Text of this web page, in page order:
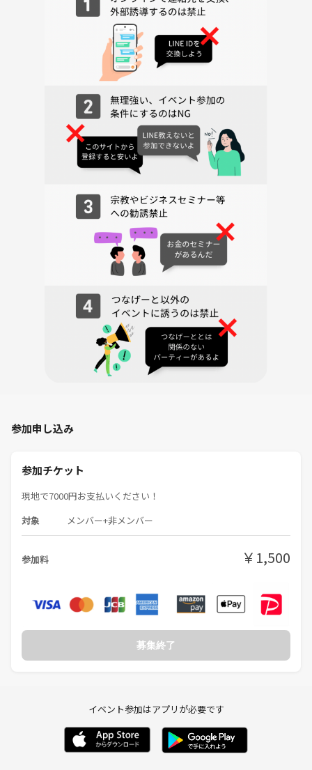
飲みすぎには注意し、周りの方と楽しい時間を共有できるように心がけ
勧誘、営業、ナンパ、暴言等の迷惑行為はご遠慮ください。
参加申し込み
参加チケット
現地で7000円お支払いください！
対象 メンバー+非メンバー
参加料 ￥1,500
募集終了
イベント参加はアプリが必要です